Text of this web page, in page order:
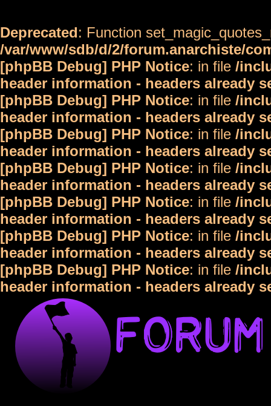
Deprecated: Function
/var/www/sdb/d/2/forum.anarchiste/
[phpBB Debug] PHP Notice: in file /
header information - headers already
[phpBB Debug] PHP Notice: in file /
header information - headers already
[phpBB Debug] PHP Notice: in file /
header information - headers already
[phpBB Debug] PHP Notice: in file /
header information - headers already
[phpBB Debug] PHP Notice: in file /
header information - headers already
[phpBB Debug] PHP Notice: in file /
header information - headers already
[phpBB Debug] PHP Notice: in file /
header information - headers already